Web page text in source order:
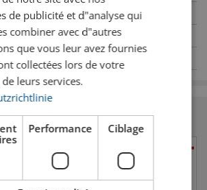
✔
✔
Genève
Oerlikon
Saint-Gall
de publicité et d"analyse qui
combiner avec d"autres
que vous leur avez fournies
collectées lors de votre
leurs services.
Performance Ciblage